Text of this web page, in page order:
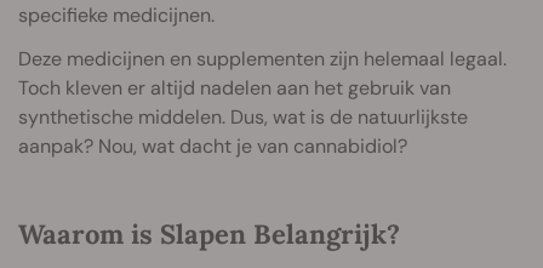
specifieke medicijnen.
Deze medicijnen en supplementen zijn helemaal legaal.
Toch kleven er altijd nadelen aan het gebruik van
synthetische middelen. Dus, wat is de natuurlijkste
aanpak? Nou, wat dacht je van cannabidiol?
Waarom is Slapen Belangrijk?